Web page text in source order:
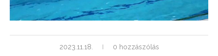
2023.11.18. 0 hozzászólás